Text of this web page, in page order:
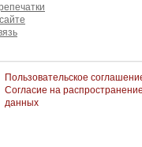
Пользовательское
Согласие на
данных